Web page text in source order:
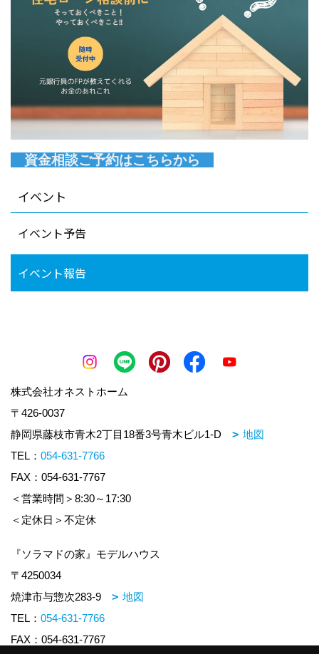
資金相談ご予約はこちらから
イベント
イベント予告
イベント報告
株式会社オネストホーム
〒426-0037
静岡県藤枝市青木2丁目18番3号青木ビル1-D
地図
TEL： 054-631-7766
FAX：054-631-7767
＜営業時間＞8:30～17:30
＜定休日＞不定休
『ソラマドの家』モデルハウス
〒4250034
焼津市与惣次283-9
地図
TEL： 054-631-7766
FAX：054-631-7767